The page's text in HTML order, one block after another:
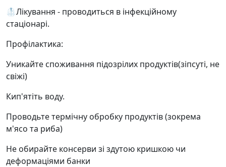
🥼Лікування - проводиться в інфекційному
стаціонарі.
Профілактика:
Уникайте споживання підозрілих продуктів(зіпсуті, не
свіжі)
Кип'ятіть воду.
Проводьте термічну обробку продуктів (зокрема
м'ясо та риба)
Не обирайте консерви зі здутою кришкою чи
деформаціями банки